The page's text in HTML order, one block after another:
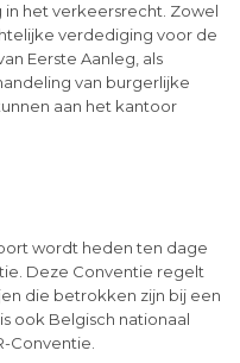
het verkeersrecht. Zowel
verdediging voor de
Eerste Aanleg, als
van burgerlijke
aan het kantoor
wordt heden ten dage
Deze Conventie regelt
die betrokken zijn bij een
ook Belgisch nationaal
Conventie.